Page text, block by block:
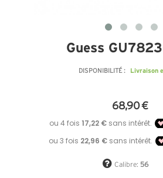
Guess
DISPONIBILITÉ : Livraison
68,90 €
Calibre: 56